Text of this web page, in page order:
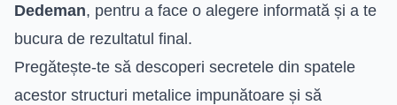
Dedeman, pentru a face o alegere informată și a te
bucura de rezultatul final.
Pregătește-te să descoperi secretele din spatele
acestor structuri metalice impunătoare și să